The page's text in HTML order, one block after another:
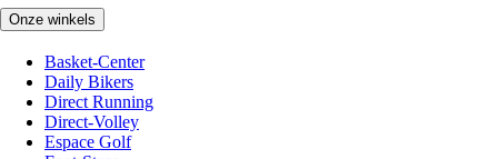
Onze winkels
Basket-Center
Daily Bikers
Direct Running
Direct-Volley
Espace Golf